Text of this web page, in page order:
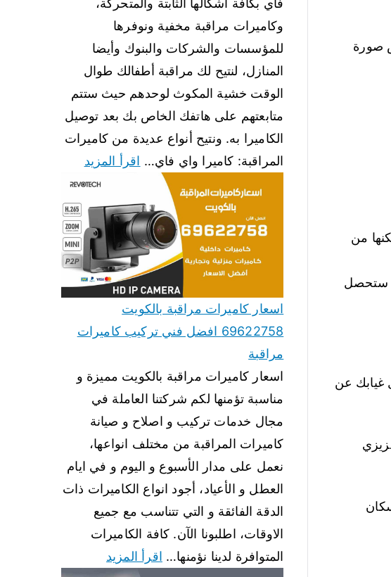
صورة
من
ستحصل
غيابك عن
فاي بكافة أشكالها الثابتة والمتحركة،
وكاميرات مراقبة مخفية ونوفرها
للمؤسسات والشركات والبنوك وأيضا
المنازل، لنتيح لك مراقبة أطفالك طوال
الوقت خشية المكوث لوحدهم حيث ستتم
متابعتهم على هاتفك الخاص بك بعد توصيل
الكاميرا به. ونتيح أنواع عديدة من كاميرات
المراقبة: كاميرا واي فاي… اقرأ المزيد
اسعار كاميرات مراقبة بالكويت
69622758 افضل فني تركيب كاميرات
مراقبة
اسعار كاميرات مراقبة بالكويت مميزة و
مناسبة تؤمنها لكم شركتنا العاملة في
مجال خدمات تركيب و اصلاح و صيانة
كاميرات المراقبة من مختلف انواعها،
نعمل على مدار الأسبوع و اليوم و في ايام
العطل و الأعياد، أجود انواع الكاميرات ذات
الدقة الفائقة و التي تتناسب مع جميع
الاوقات، اطلبونا الآن. كافة الكاميرات
المتوافرة لدينا نؤمنها… اقرأ المزيد